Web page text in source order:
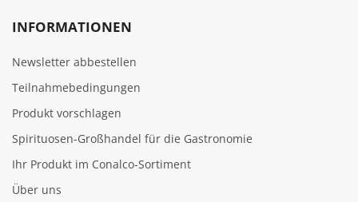
INFORMATIONEN
Newsletter abbestellen
Teilnahmebedingungen
Produkt vorschlagen
Spirituosen-Großhandel für die Gastronomie
Ihr Produkt im Conalco-Sortiment
Über uns